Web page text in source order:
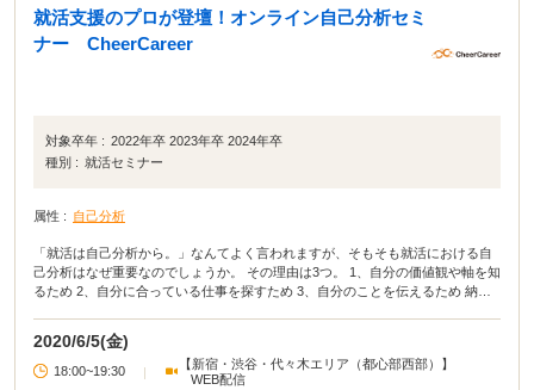
就活支援のプロが登壇！オンライン自己分析セミ
ナー CheerCareer
対象卒年 : 2022年卒 2023年卒 2024年卒
種別 : 就活セミナー
属性 : 自己分析
「就活は自己分析から。」なんてよく言われますが、そもそも就活における自
己分析はなぜ重要なのでしょうか。 その理由は3つ。 1、自分の価値観や軸を知
るため 2、自分に合っている仕事を探すため 3、自分のことを伝えるため 納得
か」これらを言語化し、適職を見つけることを目指してください！ 本セミナー
は、年間15,000人の学生の就活支援を行っているパッションナビ(6月1日より
CheerCareer（チアキャリア）に名称変更)運営会社CEO経営者と人事の両方の
2020/6/5(金)
18:00~19:30 |
【新宿・渋谷・代々木エリア（都心部西部）】
WEB配信